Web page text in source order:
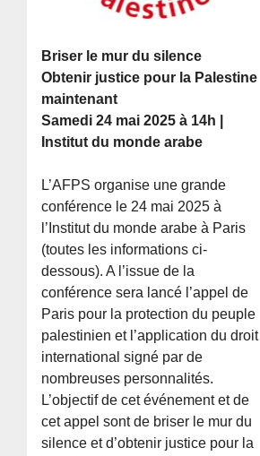
Briser le mur du silence
Obtenir justice pour la Palestine
maintenant
Samedi 24 mai 2025 à 14h |
Institut du monde arabe
L’AFPS organise une grande
conférence le 24 mai 2025 à
l’Institut du monde arabe à Paris
(toutes les informations ci-
dessous). A l’issue de la
conférence sera lancé l’appel de
Paris pour la protection du peuple
palestinien et l’application du droit
international signé par de
nombreuses personnalités.
L’objectif de cet événement et de
cet appel sont de briser le mur du
silence et d’obtenir justice pour la